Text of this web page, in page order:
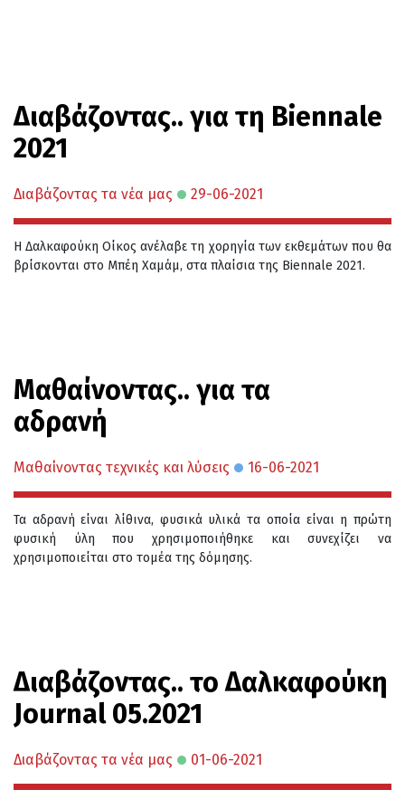
Διαβάζοντας.. για τη Biennale
2021
Διαβάζοντας τα νέα μας 29-06-2021
Η Δαλκαφούκη Οίκος ανέλαβε τη χορηγία των εκθεμάτων που θα
βρίσκονται στο Μπέη Χαμάμ, στα πλαίσια της Biennale 2021.
Μαθαίνοντας.. για τα
αδρανή
Μαθαίνοντας τεχνικές και λύσεις 16-06-2021
Τα αδρανή είναι λίθινα, φυσικά υλικά τα οποία είναι η πρώτη
φυσική ύλη που χρησιμοποιήθηκε και συνεχίζει να
χρησιμοποιείται στο τομέα της δόμησης.
Διαβάζοντας.. το Δαλκαφούκη
Journal 05.2021
Διαβάζοντας τα νέα μας 01-06-2021